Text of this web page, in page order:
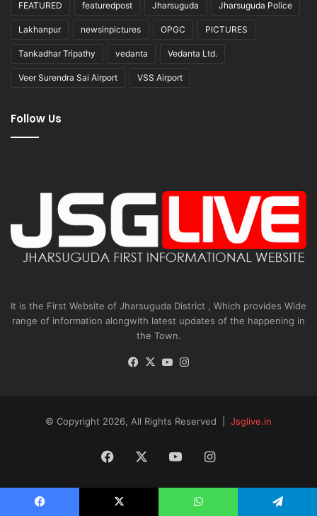
FEATURED featuredpost Jharsuguda Jharsuguda Police
Lakhanpur newsinpictures OPGC PICTURES
Tankadhar Tripathy vedanta Vedanta Ltd.
Veer Surendra Sai Airport VSS Airport
Follow Us
It is the First Website of Jharsuguda District , Which provides Wide
range of information alongwith latest updates of the happening in
the Town.
Facebook
X YouTube
© Copyright 2026, All Rights Reserved | Jsglive.in
Facebook YouTubeInstagram